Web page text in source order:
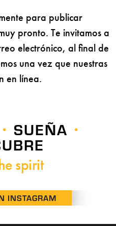
para publicar
pronto. Te invitamos a
electrónico, al final de
una vez que nuestras
en línea.
• SUEÑA •
spirit
Found
INSTAGRAM